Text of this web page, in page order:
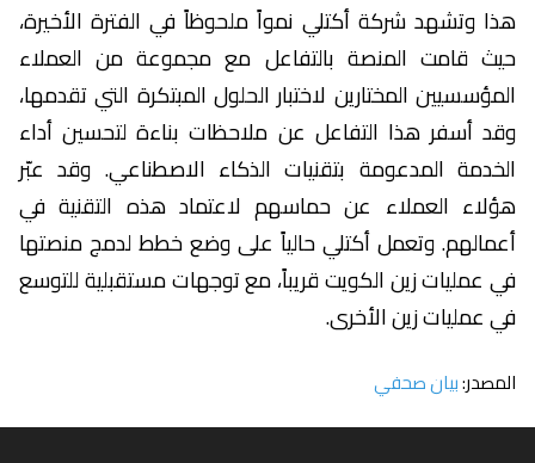
هذا وتشهد شركة أكتلي نمواً ملحوظاً في الفترة الأخيرة،
حيث قامت المنصة بالتفاعل مع مجموعة من العملاء
المؤسسيين المختارين لاختبار الحلول المبتكرة التي تقدمها،
وقد أسفر هذا التفاعل عن ملاحظات بناءة لتحسين أداء
الخدمة المدعومة بتقنيات الذكاء الاصطناعي. وقد عبّر
هؤلاء العملاء عن حماسهم لاعتماد هذه التقنية في
أعمالهم. وتعمل أكتلي حالياً على وضع خطط لدمج منصتها
في عمليات زين الكويت قريباً، مع توجهات مستقبلية للتوسع
في عمليات زين الأخرى.
المصدر:بيان صحفي